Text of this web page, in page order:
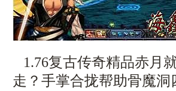
1.76复古传奇精品赤月
走？手掌合拢帮助骨魔